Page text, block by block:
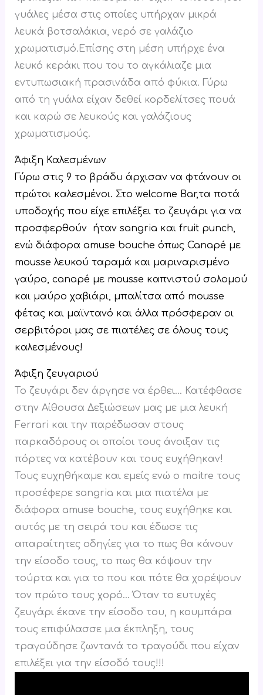
γυάλες μέσα στις οποίες υπήρχαν μικρά
λευκά βοτσαλάκια, νερό σε γαλάζιο
χρωματισμό.Επίσης στη μέση υπήρχε ένα
λευκό κεράκι που του το αγκάλιαζε μια
εντυπωσιακή πρασινάδα από φύκια. Γύρω
από τη γυάλα είχαν δεθεί κορδελίτσες πουά
και καρώ σε λευκούς και γαλάζιους
χρωματισμούς.
Άφιξη Καλεσμένων
Γύρω στις 9 το βράδυ άρχισαν να φτάνουν οι
πρώτοι καλεσμένοι. Στο welcome Bar,τα ποτά
υποδοχής που είχε επιλέξει το ζευγάρι για να
προσφερθούν ήταν sangria και fruit punch,
ενώ διάφορα amuse bouche όπως Canapé με
mousse λευκού ταραμά και μαριναρισμένο
γαύρο, canapé με mousse καπνιστού σολομού
και μαύρο χαβιάρι, μπαλίτσα από mousse
φέτας και μαϊντανό και άλλα πρόσφεραν οι
σερβιτόροι μας σε πιατέλες σε όλους τους
καλεσμένους!
Άφιξη ζευγαριού
Το ζευγάρι δεν άργησε να έρθει… Κατέφθασε
στην Αίθουσα Δεξιώσεων μας με μια λευκή
Ferrari και την παρέδωσαν στους
παρκαδόρους οι οποίοι τους άνοιξαν τις
πόρτες να κατέβουν και τους ευχήθηκαν!
Τους ευχηθήκαμε και εμείς ενώ ο maitre τους
προσέφερε sangria και μια πιατέλα με
διάφορα amuse bouche, τους ευχήθηκε και
αυτός με τη σειρά του και έδωσε τις
απαραίτητες οδηγίες για το πως θα κάνουν
την είσοδο τους, το πως θα κόψουν την
τούρτα και για το που και πότε θα χορέψουν
τον πρώτο τους χορό… Όταν το ευτυχές
ζευγάρι έκανε την είσοδο του, η κουμπάρα
τους επιφύλασσε μια έκπληξη, τους
τραγούδησε ζωντανά το τραγούδι που είχαν
επιλέξει για την είσοδό τους!!!